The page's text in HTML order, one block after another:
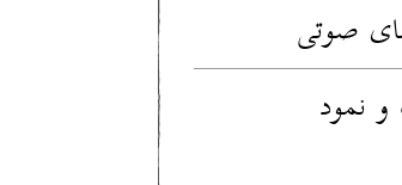
صوتی
و نمود